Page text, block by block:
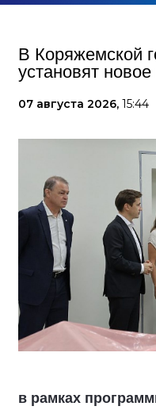
В Коряжемской
установят
07 августа 2026, 15:44
в рамках